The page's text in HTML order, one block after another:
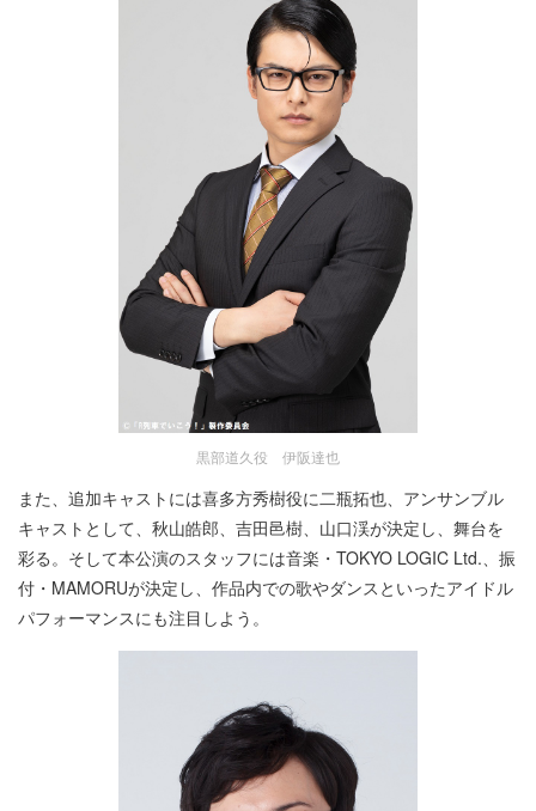
黒部道久役 伊阪達也
また、追加キャストには喜多方秀樹役に二瓶拓也、アンサンブル
キャストとして、秋山皓郎、吉田邑樹、山口渓が決定し、舞台を
彩る。そして本公演のスタッフには音楽・TOKYO LOGIC Ltd.、振
付・MAMORUが決定し、作品内での歌やダンスといったアイドル
パフォーマンスにも注目しよう。